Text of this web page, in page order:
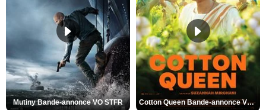
Mutiny Bande-annonce VO STFR Cotton Queen Bande-annonce VO STFR